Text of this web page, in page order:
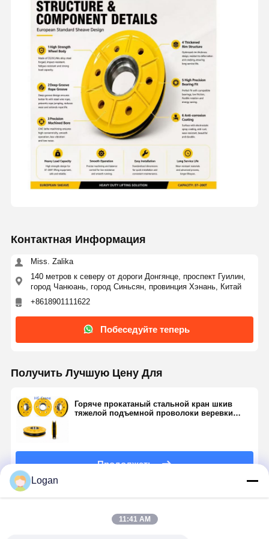
Страница
Продукция
Качества
Все Случаи
Теперь
Колеса кранов
Барабанчик веревочки провода
Кранный крюк
Контактная Информация
Miss. Zalika
140 метров к северу от дороги Донгянце, проспект Гуилин,
город Чанюань, город Синьсян, провинция Хэнань, Китай
+8618901111622
Побеседуйте теперь
Получить Лучшую Цену Для
Горяче прокатаный стальной кран шкив
тяжелой подъемной проволоки веревки
Продолжать
Logan
11:41 AM